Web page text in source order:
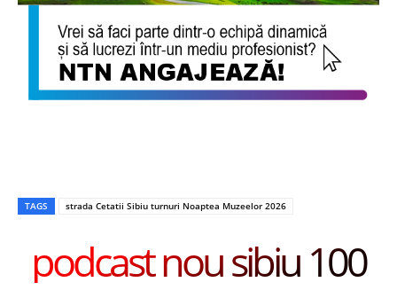
TAGS strada Cetatii Sibiu turnuri Noaptea Muzeelor 2026
podcast nou sibiu 100